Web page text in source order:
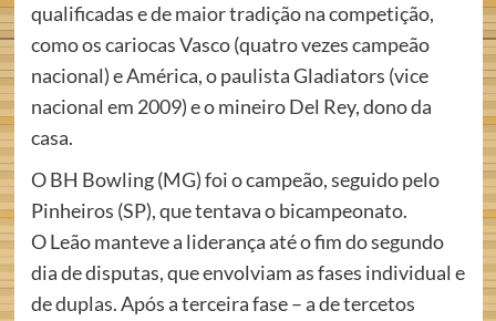
qualificadas e de maior tradição na competição,
como os cariocas Vasco (quatro vezes campeão
nacional) e América, o paulista Gladiators (vice
nacional em 2009) e o mineiro Del Rey, dono da
casa.
O BH Bowling (MG) foi o campeão, seguido pelo
Pinheiros (SP), que tentava o bicampeonato.
O Leão manteve a liderança até o fim do segundo
dia de disputas, que envolviam as fases individual e
de duplas. Após a terceira fase – a de tercetos